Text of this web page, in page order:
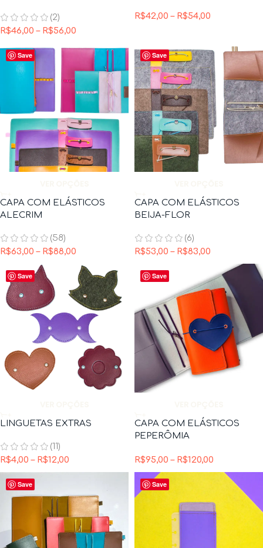
(2)
R$46,00 – R$56,00
R$42,00 – R$54,00
Save
CAPA COM ELÁSTICOS
ALECRIM
(58)
R$63,00 – R$88,00
Save
CAPA COM ELÁSTICOS
BEIJA-FLOR
(6)
R$53,00 – R$83,00
Save
LINGUETAS EXTRAS
(11)
R$4,00 – R$12,00
Save
CAPA COM ELÁSTICOS
PEPERÔMIA
R$95,00 – R$120,00
Save Save